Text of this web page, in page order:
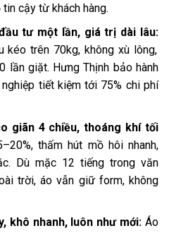
cậy từ khách hàng.
tư một lần, giá trị dài lâu:
kéo trên 70kg, không xù lông,
lần giặt. Hưng Thịnh bảo hành
tiết kiệm tới 75% chi phí
giãn 4 chiều, thoáng khí tối
thấm hút mồ hôi nhanh,
Dù mặc 12 tiếng trong văn
trời, áo vẫn giữ form, không
khô nhanh, luôn như mới: Áo